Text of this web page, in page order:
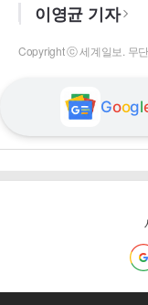
이영균 기자
Copyright ⓒ 세계일보. 무
Googl